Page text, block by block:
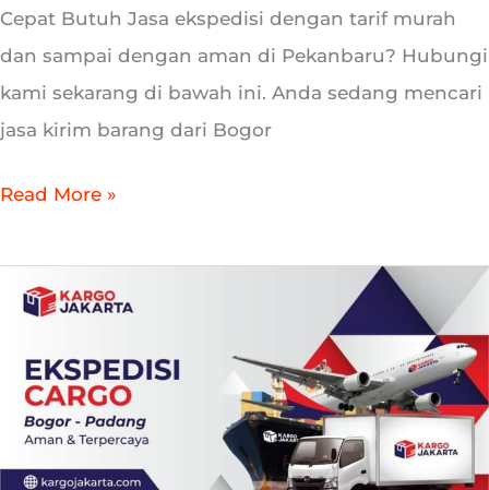
Cepat Butuh Jasa ekspedisi dengan tarif murah
dan sampai dengan aman di Pekanbaru? Hubungi
kami sekarang di bawah ini. Anda sedang mencari
jasa kirim barang dari Bogor
Read More »
Jasa
Kirim
Barang
Bogor
Padang